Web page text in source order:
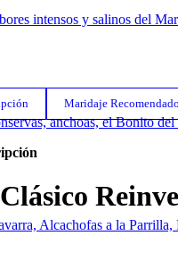
intensos y salinos del
anchoas, el Bonito
Alcachofas a la
Maridaje Recomendado